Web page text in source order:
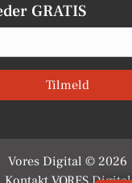
GRATIS
Tilmeld
Vores Digital © 2026